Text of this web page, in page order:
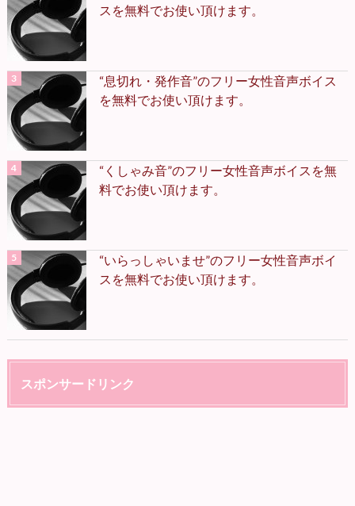
スを無料でお使い頂けます。
“息切れ・発作音”のフリー女性音声ボイス
を無料でお使い頂けます。
“くしゃみ音”のフリー女性音声ボイスを無
料でお使い頂けます。
“いらっしゃいませ”のフリー女性音声ボイ
スを無料でお使い頂けます。
スポンサードリンク